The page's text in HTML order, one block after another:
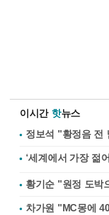
이시간 핫뉴스
정보석 "황정음 전
황기순 "원정 도박